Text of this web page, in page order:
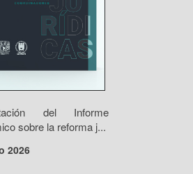
del Informe
sobre la reforma j...
2026